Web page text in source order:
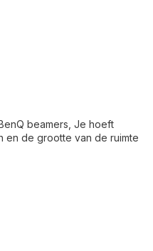
beamers, Je hoeft
en de grootte van de ruimte